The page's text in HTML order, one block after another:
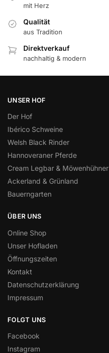
mit Herz
Qualität
aus Tradition
Direktverkauf
nachhaltig & modern
UNSER HOF
Der Hof
Ibérico Schweine
Welsh Black Rinder
Hannoveraner Pferde
Cream Legbar & Möwenhühner
Ackerland & Grünland
Bauerngarten
ÜBER UNS
Online Shop
Unser Hofladen
Öffnungszeiten
Kontakt
Datenschutzerklärung
Impressum
FOLGT UNS
Facebook
Instagram